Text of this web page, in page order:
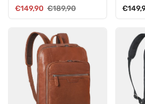
Fach 15.6 - 17 Zoll
Verkaufspreis
€149,90 Normaler Preis
€189,90